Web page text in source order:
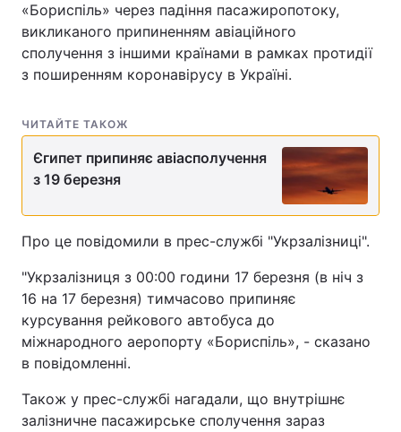
«Бориспіль» через падіння пасажиропотоку,
викликаного припиненням авіаційного
сполучення з іншими країнами в рамках протидії
з поширенням коронавірусу в Україні.
ЧИТАЙТЕ ТАКОЖ
Єгипет припиняє авіасполучення
з 19 березня
Про це повідомили в прес-службі "Укрзалізниці".
"Укрзалізниця з 00:00 години 17 березня (в ніч з
16 на 17 березня) тимчасово припиняє
курсування рейкового автобуса до
міжнародного аеропорту «Бориспіль», - сказано
в повідомленні.
Також у прес-службі нагадали, що внутрішнє
залізничне пасажирське сполучення зараз